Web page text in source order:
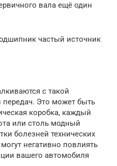
вала ещё один
частый источник
с такой
передач. Это может быть
коробка, каждый
или столь модный
болезней технических
негативно повлиять
вашего автомобиля